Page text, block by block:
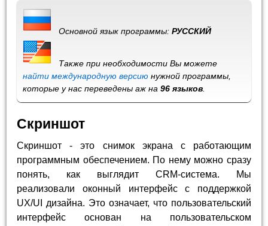
Основной язык программы:РУССКИЙ
Также при необходимости Вы можете
найти международную версию нужной программы,
которые у нас переведены аж на96 языков
Скриншот
Скриншот - это снимок экрана с работающим
программным обеспечением. По нему можно сразу
понять, как выглядит CRM-система. Мы
реализовали оконный интерфейс с поддержкой
UX/UI дизайна. Это означает, что пользовательский
интерфейс основан на пользовательском